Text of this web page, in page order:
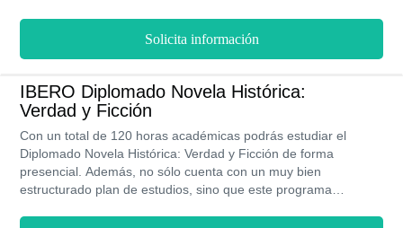
donde podrás desempeñarte como docente, investigador o
autor de tus propias obras.
Solicita información
IBERO Diplomado Novela Histórica:
Verdad y Ficción
Con un total de 120 horas académicas podrás estudiar el
Diplomado Novela Histórica: Verdad y Ficción de forma
presencial. Además, no sólo cuenta con un muy bien
estructurado plan de estudios, sino que este programa